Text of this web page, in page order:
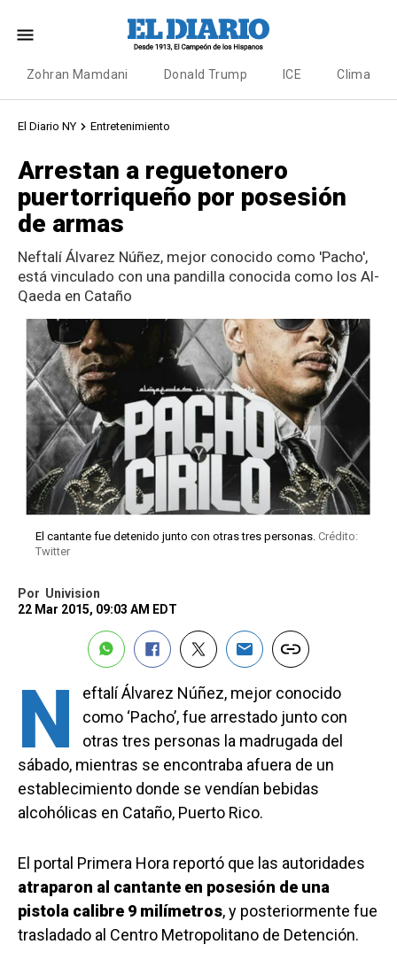
Zohran Mamdani Donald Trump ICE Clima
El Diario NY Entretenimiento
Arrestan a reguetonero
puertorriqueño por posesión
de armas
Neftalí Álvarez Núñez, mejor conocido como 'Pacho',
está vinculado con una pandilla conocida como los Al-
Qaeda en Cataño
El cantante fue detenido junto con otras tres personas. Crédito:
Twitter
Por Univision
22 Mar 2015, 09:03 AM EDT
N
eftalí Álvarez Núñez, mejor conocido
como ‘Pacho’, fue arrestado junto con
otras tres personas la madrugada del
sábado, mientras se encontraba afuera de un
establecimiento donde se vendían bebidas
alcohólicas en Cataño, Puerto Rico.
El portal Primera Hora reportó que las autoridades
atraparon al cantante en posesión de una
pistola calibre 9 milímetros, y posteriormente fue
trasladado al Centro Metropolitano de Detención.